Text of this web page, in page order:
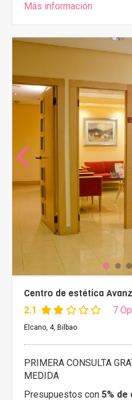
Más información
Centro de estética
2.1 7
Elcano, 4, Bilbao
PRIMERA CONSULTA
MEDIDA
Presupuestos con 5% de